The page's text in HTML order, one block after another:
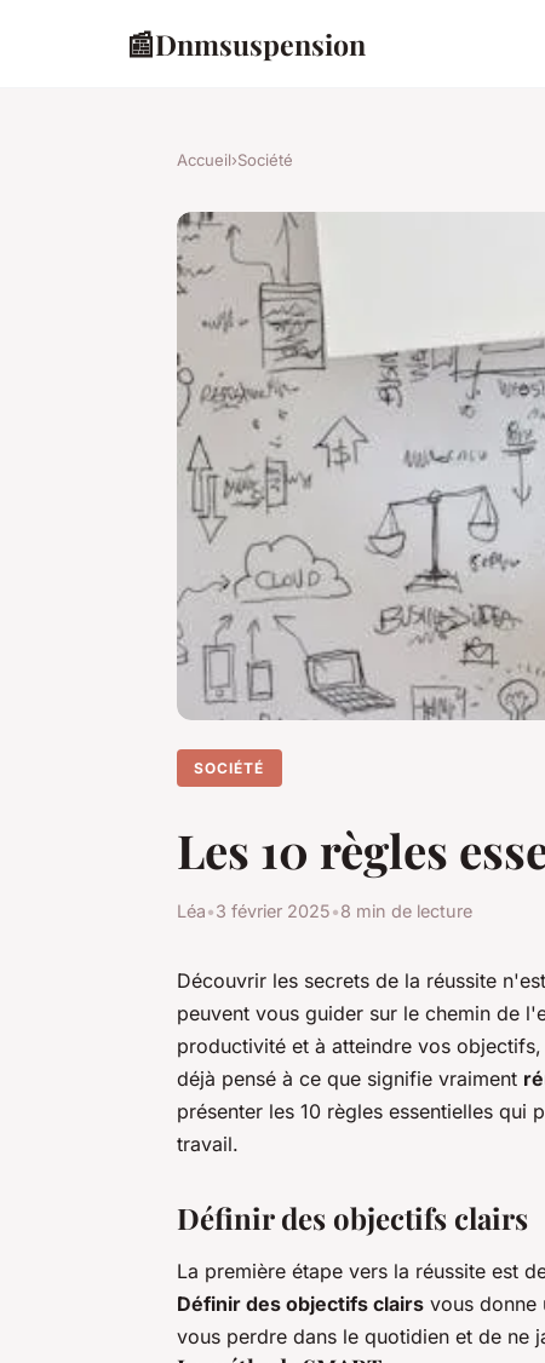
📰Dnmsuspension
Accueil›Société
SOCIÉTÉ
Les 10 règles
Léa•3 février 2025•8 min de lecture
Découvrir les secrets de la réussite
peuvent vous guider sur le chemin de
productivité et à atteindre vos
déjà pensé à ce que signifie vraiment
présenter les 10 règles essentielles
travail.
Définir des objectifs clairs
La première étape vers la réussite est
Définir des objectifs clairs vous donne
vous perdre dans le quotidien et de ne